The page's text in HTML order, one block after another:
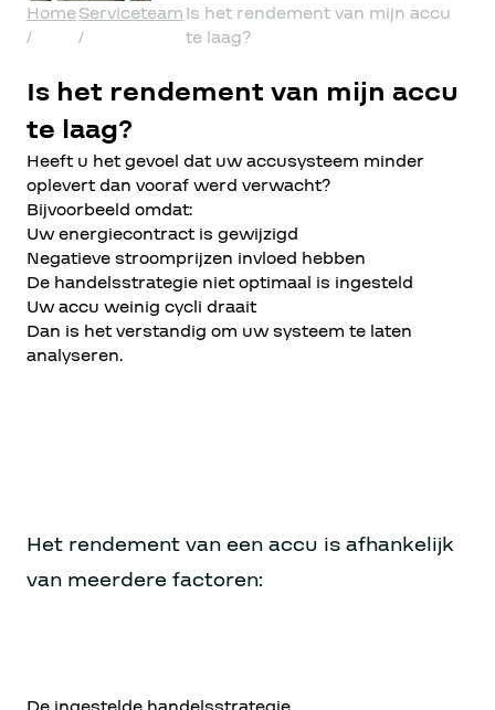
Home
/
Serviceteam
/
Is het rendement van mijn accu
te laag?
Is het rendement van mijn accu
te laag?
Heeft u het gevoel dat uw accusysteem minder
oplevert dan vooraf werd verwacht?
Bijvoorbeeld omdat:
Uw energiecontract is gewijzigd
Negatieve stroomprijzen invloed hebben
De handelsstrategie niet optimaal is ingesteld
Uw accu weinig cycli draait
Dan is het verstandig om uw systeem te laten
analyseren.
Het rendement van een accu is afhankelijk
van meerdere factoren: